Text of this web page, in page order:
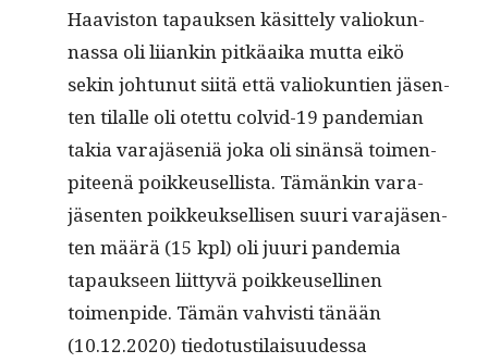
Haav­is­ton tapauk­sen käsit­te­ly valiokun­
nas­sa oli liiankin pitkäai­ka mut­ta eikö
sekin johtunut siitä että valiokun­tien jäsen­
ten tilalle oli otet­tu colvid-19 pan­demi­an
takia vara­jäseniä joka oli sinän­sä toimen­
piteenä poikkeusel­lista. Tämänkin vara­
jäsen­ten poikkeuk­sel­lisen suuri vara­jäsen­
ten määrä (15 kpl) oli juuri pan­demia
tapauk­seen liit­tyvä poikkeuselli­nen
toimen­pide. Tämän vahvisti tänään
(10.12.2020) tiedo­tusti­laisu­udessa